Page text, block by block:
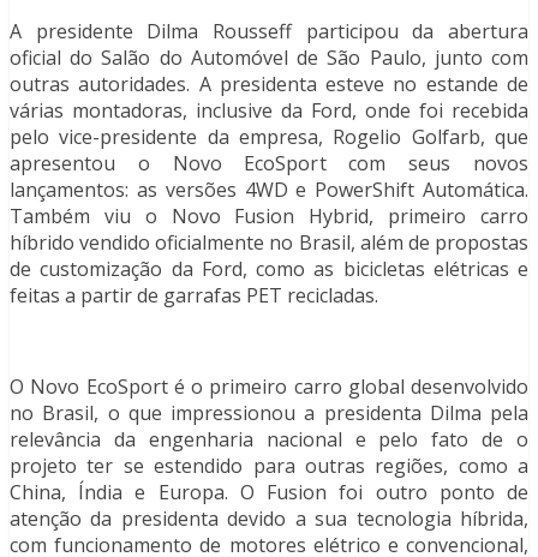
A presidente Dilma Rousseff participou da abertura
oficial do Salão do Automóvel de São Paulo, junto com
outras autoridades. A presidenta esteve no estande de
várias montadoras, inclusive da Ford, onde foi recebida
pelo vice-presidente da empresa, Rogelio Golfarb, que
apresentou o Novo EcoSport com seus novos
lançamentos: as versões 4WD e PowerShift Automática.
Também viu o Novo Fusion Hybrid, primeiro carro
híbrido vendido oficialmente no Brasil, além de propostas
de customização da Ford, como as bicicletas elétricas e
feitas a partir de garrafas PET recicladas.
O Novo EcoSport é o primeiro carro global desenvolvido
no Brasil, o que impressionou a presidenta Dilma pela
relevância da engenharia nacional e pelo fato de o
projeto ter se estendido para outras regiões, como a
China, Índia e Europa. O Fusion foi outro ponto de
atenção da presidenta devido a sua tecnologia híbrida,
com funcionamento de motores elétrico e convencional,